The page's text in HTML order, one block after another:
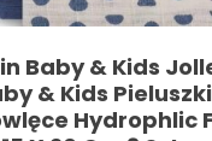
Baby & Kids
& Kids Pieluszki
Hydrophlic